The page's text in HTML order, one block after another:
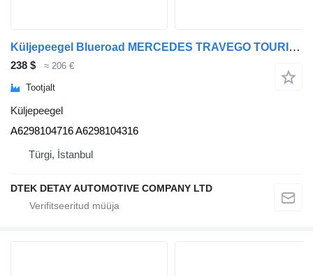
Küljepeegel Blueroad MERCEDES TRAVEGO TOURISMO E5 MIRROR BLACK A6298104716 tüübi jaoks bussi Mercedes-Benz TRAVEGO TOURISMO E5 MIRROR
238 $ ≈ 206 €
Tootjalt
Küljepeegel
A6298104716 A6298104316
Türgi, İstanbul
DTEK DETAY AUTOMOTIVE COMPANY LTD